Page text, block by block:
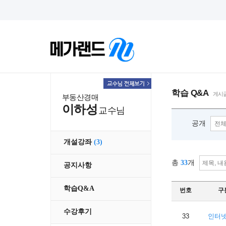
부동산경매
이하성 교수님
개설강좌 (3)
공지사항
학습Q&A
수강후기
학습 Q&A 게시
공개
총 33개
번호 구
33 인터